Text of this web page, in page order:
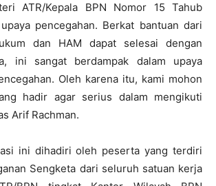
ATR/Kepala BPN Nomor 15 Tahub
pencegahan. Berkat bantuan dari
dan HAM dapat selesai dengan
ini sangat berdampak dalam upaya
Oleh karena itu, kami mohon
hadir agar serius dalam mengikuti
Arif Rachman.
ini dihadiri oleh peserta yang terdiri
Sengketa dari seluruh satuan kerja